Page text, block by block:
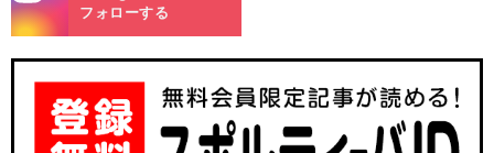
m
フォローする